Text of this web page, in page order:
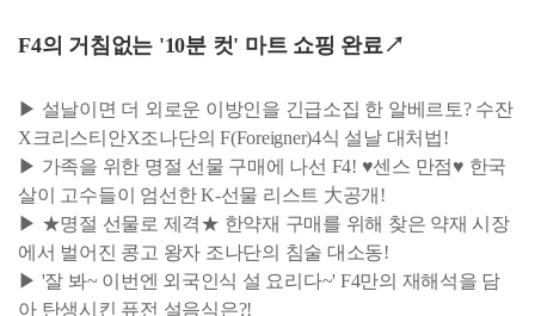
F4의 거침없는 '10분 컷' 마트 쇼핑 완료↗
▶ 설날이면 더 외로운 이방인을 긴급소집 한 알베르토? 수잔
X크리스티안X조나단의 F(Foreigner)4식 설날 대처법!
▶ 가족을 위한 명절 선물 구매에 나선 F4! ♥센스 만점♥ 한국
살이 고수들이 엄선한 K-선물 리스트 大공개!
▶ ★명절 선물로 제격★ 한약재 구매를 위해 찾은 약재 시장
에서 벌어진 콩고 왕자 조나단의 침술 대소동!
▶ '잘 봐~ 이번엔 외국인식 설 요리다~' F4만의 재해석을 담
아 탄생시킨 퓨전 설음식은?!